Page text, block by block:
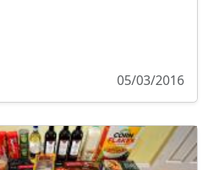
05/03/2016